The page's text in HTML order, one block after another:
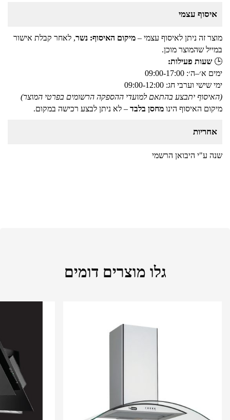
איסוף עצמי
מוצר זה ניתן לאיסוף עצמי – מיקום האיסוף: נשר, לאחר קבלת אישור
במייל שהמוצר מוכן.
🕒 שעות פעילות:
ימים א׳–ה׳: 09:00-17:00
ימי שישי וערבי חג: 09:00-12:00
(האיסוף יתבצע בהתאם למועדי ההספקה הרשומים בפרטי המוצר)
מיקום האיסוף הינו מחסן בלבד – לא ניתן לבצע רכישה במקום.
אחריות
שנה ע"י היבואן הרשמי
גלו מוצרים דומים